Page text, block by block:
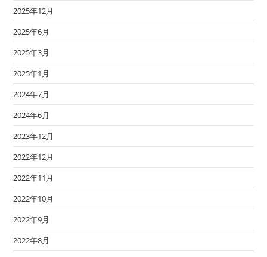
2025年12月
2025年6月
2025年3月
2025年1月
2024年7月
2024年6月
2023年12月
2022年12月
2022年11月
2022年10月
2022年9月
2022年8月